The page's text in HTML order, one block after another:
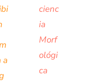
a
cienc
ia
Morf
ológi
ca